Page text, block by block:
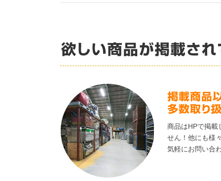
商品はHPで掲載
せん！他にも様
気軽にお問い合